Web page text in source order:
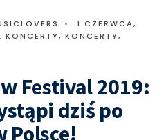
•
1 CZERWCA,
KONCERTY, KONCERTY,
Festival 2019:
dziś po
Polsce!